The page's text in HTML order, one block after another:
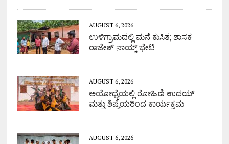
AUGUST 6, 2026
ಉಳಿಗ್ರಾಮದಲ್ಲಿ ಮನೆ ಕುಸಿತ; ಶಾಸಕ
ರಾಜೇಶ್ ನಾಯ್ಕ್ ಭೇಟಿ
AUGUST 6, 2026
ಅಯೋಧ್ಯೆಯಲ್ಲಿ ರೋಹಿಣಿ ಉದಯ್
ಮತ್ತು ಶಿಷ್ಯೆಯರಿಂದ ಕಾರ್ಯಕ್ರಮ
AUGUST 6, 2026